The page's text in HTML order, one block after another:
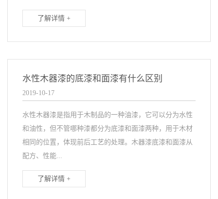
了解详情 +
水性木器漆的底漆和面漆有什么区别
2019-10-17
水性木器漆是指用于木制品的一种油漆，它可以分为水性
和油性，但不管哪种漆都分为底漆和面漆两种，用于木材
相同的位置，体现前后工艺的处理。木器漆底漆和面漆从
配方、性能...
了解详情 +